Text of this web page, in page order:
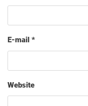
E-mail *
Website